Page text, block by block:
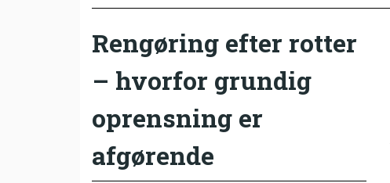
Rengøring efter rotter
– hvorfor grundig
oprensning er
afgørende